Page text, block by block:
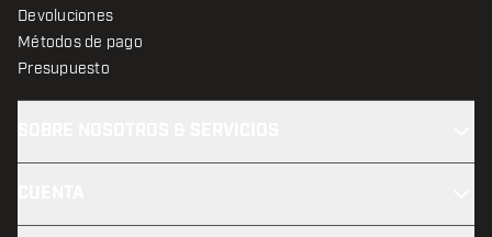
Devoluciones
Métodos de pago
Presupuesto